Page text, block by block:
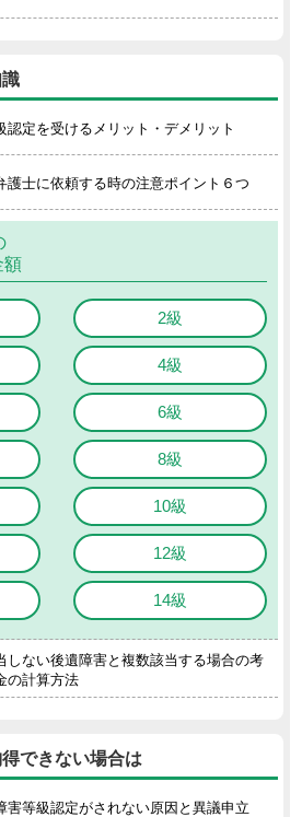
認定を受けるメリット・デメリット
護士に依頼する時の注意ポイント６つ
額
2級
4級
6級
8級
10級
12級
14級
しない後遺障害と複数該当する場合の考
の計算方法
できない場合は
害等級認定がされない原因と異議申立